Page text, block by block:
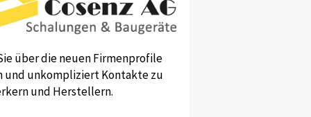
über die neuen Firmenprofile
und unkompliziert Kontakte zu
und Herstellern.